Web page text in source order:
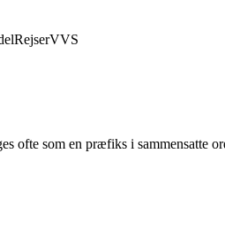
RejserVVS
ofte som en præfiks i sammensatte